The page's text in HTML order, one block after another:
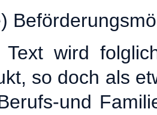
Text wird
so doch als
und